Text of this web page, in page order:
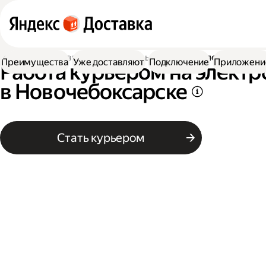
Работа в Доставке Работа курьером На
Работа курьером на
в Новочебоксарске
Стать курьером
Преимущества Уже доставляют Подключение